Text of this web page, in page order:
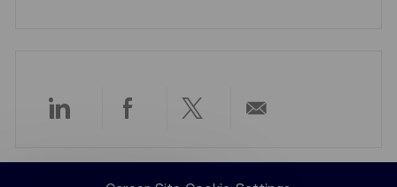
Share
via
Share
via
Share
via
via